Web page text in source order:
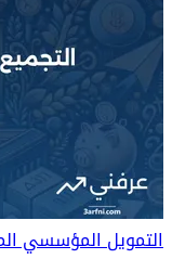
التمويل المؤسسي